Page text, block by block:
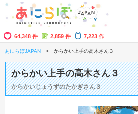
64,348 件 2,859 件 7,223 作
あにらぼJAPAN からかい上手の高木さん３
からかい上手の高木さん３
からかいじょうずのたかぎさん３